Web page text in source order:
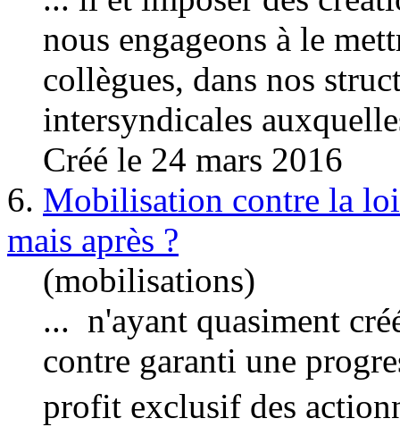
nous engageons à le
collègues, dans nos
intersyndicales
Créé le 24 mars 2016
6. Mobilisation contre la
mais après ?
(mobilisations)
... n'ayant quasiment
contre garanti une
profit exclusif des